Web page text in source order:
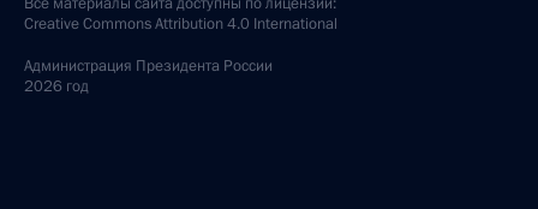
Creative Commons Attribution 4.0 International
Администрация Президента России
2026 год